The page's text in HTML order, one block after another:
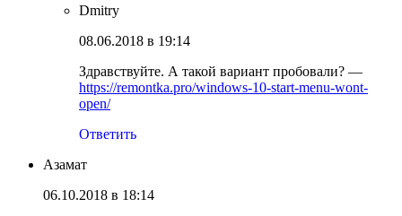
Dmitry
08.06.2018 в 19:14
Здравствуйте. А такой вариант пробовали? —
https://remontka.pro/windows-10-start-menu-wont-
open/
Ответить
Азамат
06.10.2018 в 18:14